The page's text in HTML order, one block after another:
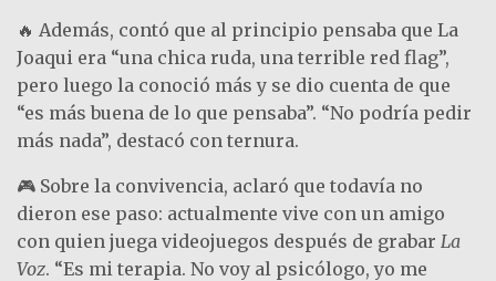
🔥 Además, contó que al principio pensaba que La
Joaqui era “una chica ruda, una terrible red flag”,
pero luego la conoció más y se dio cuenta de que
“es más buena de lo que pensaba”. “No podría pedir
más nada”, destacó con ternura.
🎮 Sobre la convivencia, aclaró que todavía no
dieron ese paso: actualmente vive con un amigo
con quien juega videojuegos después de grabar La
Voz. “Es mi terapia. No voy al psicólogo, yo me